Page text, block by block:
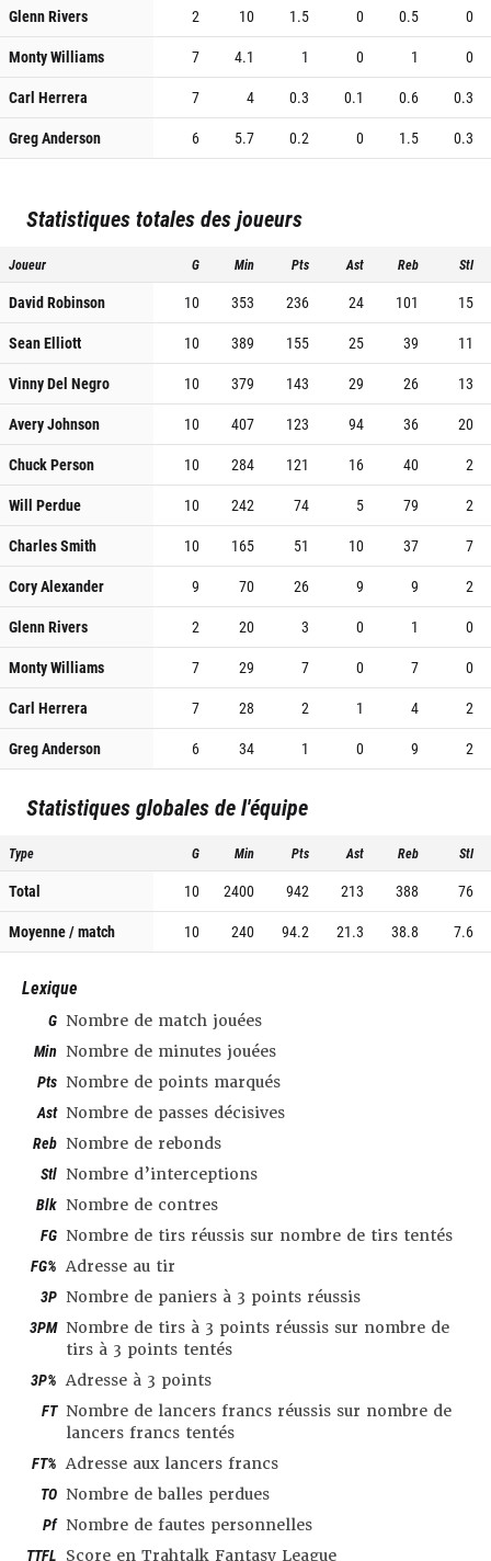
Glenn Rivers
2 10 1.5 0 0.5
0
Monty Williams
7 4.1 1 0 1
0
Carl Herrera
7 4 0.3 0.1 0.6
0.3
Greg Anderson
6 5.7 0.2 0 1.5 0.3
Statistiques totales des joueurs
Joueur G Min Pts Ast Reb Stl
David Robinson 10 353 236 24 101
15
Sean Elliott
10 389 155 25 39
11
Vinny Del Negro
10 379 143 29 26
13
Avery Johnson
10 407 123 94 36
20
Chuck Person
10 284 121 16 40
2
Will Perdue
10 242 74 5 79
2
Charles Smith
10 165 51 10 37
7
Cory Alexander
9 70 26 9 9
2
Glenn Rivers
2 20 3 0 1
0
Monty Williams
7 29 7 0 7
0
Carl Herrera
7 28 2 1 4
2
Greg Anderson
6 34 1 0 9 2
Statistiques globales de l'équipe
Type G Min Pts Ast Reb Stl
Total 10 2400 942 213 388
76
Moyenne / match
10 240 94.2 21.3 38.8 7.6
Lexique
G Nombre de match jouées
Min Nombre de minutes jouées
Pts Nombre de points marqués
Ast Nombre de passes décisives
Reb Nombre de rebonds
Stl Nombre d’interceptions
Blk Nombre de contres
FG Nombre de tirs réussis sur nombre de tirs tentés
FG% Adresse au tir
3P Nombre de paniers à 3 points réussis
3PM Nombre de tirs à 3 points réussis sur nombre de
tirs à 3 points tentés
3P% Adresse à 3 points
FT Nombre de lancers francs réussis sur nombre de
lancers francs tentés
FT% Adresse aux lancers francs
TO Nombre de balles perdues
Pf Nombre de fautes personnelles
TTFL Score en Trahtalk Fantasy League